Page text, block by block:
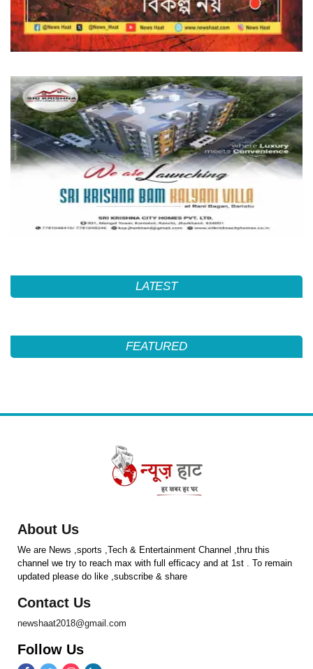
LATEST
FEATURED
About Us
We are News ,sports ,Tech & Entertainment Channel ,thru this
channel we try to reach max with full efficacy and at 1st . To remain
updated please do like ,subscribe & share
Contact Us
newshaat2018@gmail.com
Follow Us